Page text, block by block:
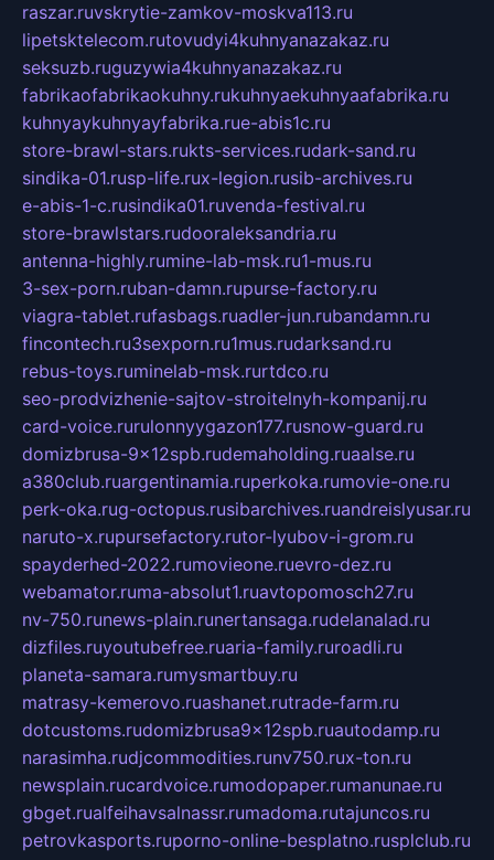
raszar.ruvskrytie-zamkov-moskva113.ru
lipetsktelecom.rutovudyi4kuhnyanazakaz.ru
seksuzb.ruguzywia4kuhnyanazakaz.ru
fabrikaofabrikaokuhny.rukuhnyaekuhnyaafabrika.ru
kuhnyaykuhnyayfabrika.rue-abis1c.ru
store-brawl-stars.rukts-services.rudark-sand.ru
sindika-01.rusp-life.rux-legion.rusib-archives.ru
e-abis-1-c.rusindika01.ruvenda-festival.ru
store-brawlstars.rudooraleksandria.ru
antenna-highly.rumine-lab-msk.ru1-mus.ru
3-sex-porn.ruban-damn.rupurse-factory.ru
viagra-tablet.rufasbags.ruadler-jun.rubandamn.ru
fincontech.ru3sexporn.ru1mus.rudarksand.ru
rebus-toys.ruminelab-msk.rurtdco.ru
seo-prodvizhenie-sajtov-stroitelnyh-kompanij.ru
card-voice.rurulonnyygazon177.rusnow-guard.ru
domizbrusa-9x12spb.rudemaholding.ruaalse.ru
a380club.ruargentinamia.ruperkoka.rumovie-one.ru
perk-oka.rug-octopus.rusibarchives.ruandreislyusar.ru
naruto-x.rupursefactory.rutor-lyubov-i-grom.ru
spayderhed-2022.rumovieone.ruevro-dez.ru
webamator.ruma-absolut1.ruavtopomosch27.ru
nv-750.runews-plain.runertansaga.rudelanalad.ru
dizfiles.ruyoutubefree.ruaria-family.ruroadli.ru
planeta-samara.rumysmartbuy.ru
matrasy-kemerovo.ruashanet.rutrade-farm.ru
dotcustoms.rudomizbrusa9x12spb.ruautodamp.ru
narasimha.rudjcommodities.runv750.rux-ton.ru
newsplain.rucardvoice.rumodopaper.rumanunae.ru
gbget.rualfeihavsalnassr.rumadoma.rutajuncos.ru
petrovkasports.ruporno-online-besplatno.rusplclub.ru